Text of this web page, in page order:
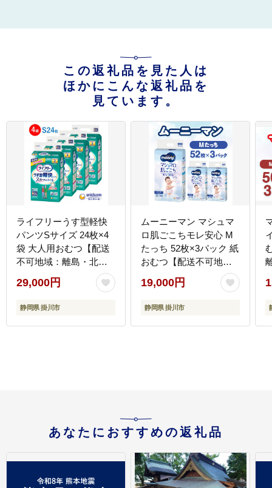
この返礼品を見た人は
ほかにこんな返礼品を
見ています。
ライフリーうす型軽快
パンツSサイズ 24枚×4
袋 大人用おむつ【配送
不可地域：離島・北海
道・沖縄県】
29,000円
静岡県 掛川市
ムーニーマン マシュマ
ロ肌ごこちモレ安心 M
たっち 52枚×3パック 紙
おむつ【配送不可地
域：離島・北海道・沖
縄県・九州】
19,000円
静岡県 掛川市
あなたにおすすめの返礼品